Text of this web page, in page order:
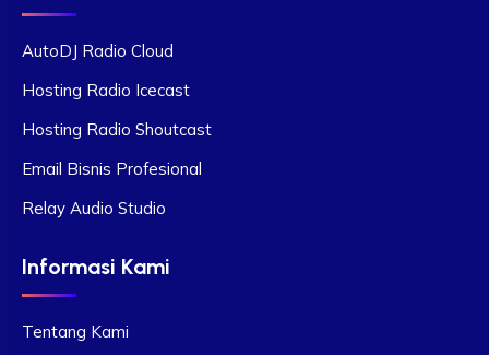
AutoDJ Radio Cloud
Hosting Radio Icecast
Hosting Radio Shoutcast
Email Bisnis Profesional
Relay Audio Studio
Informasi Kami
Tentang Kami